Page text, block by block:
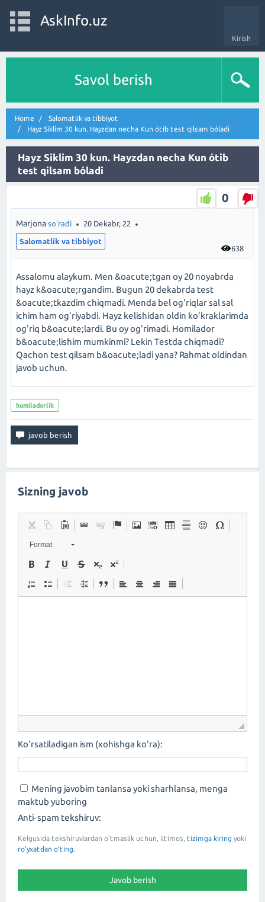
Kirish
AskInfo.uz
Savol berish
Home
Salomatlik va tibbiyot
Hayz Siklim 30 kun. Hayzdan necha Kun ótib test qilsam bóladi
Hayz Siklim 30 kun. Hayzdan necha Kun ótib
test qilsam bóladi
0
638
Marjona so'radi 20 Dekabr, 22
Salomatlik va tibbiyot
Assalomu alaykum. Men &oacute;tgan oy 20 noyabrda
hayz k&oacute;rgandim. Bugun 20 dekabrda test
&oacute;tkazdim chiqmadi. Menda bel og'riqlar sal sal
ichim ham og'riyabdi. Hayz kelishidan oldin ko'kraklarimda
og'riq b&oacute;lardi. Bu oy og'rimadi. Homilador
b&oacute;lishim mumkinmi? Lekin Testda chiqmadi?
Qachon test qilsam b&oacute;ladi yana? Rahmat oldindan
javob uchun.
homiladorlik
Sizning javob
Format
Ko'rsatiladigan ism (xohishga ko'ra):
Mening javobim tanlansa yoki sharhlansa, menga
maktub yuboring
Anti-spam tekshiruv:
Kelgusida tekshiruvlardan o'tmaslik uchun, iltimos, tizimga kiring yoki
ro'yxatdan o'ting.